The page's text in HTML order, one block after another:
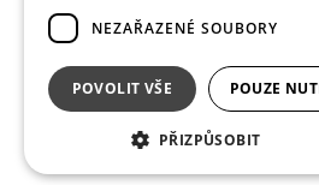
NEZAŘAZENÉ SOUBORY
POVOLIT VŠE POUZE
PŘIZPŮSOBIT